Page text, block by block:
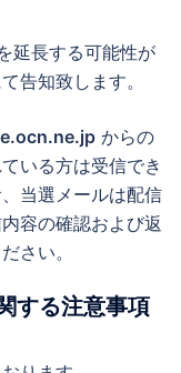
延長する可能性が
告知致します。
からの
いる方は受信でき
当選メールは配信
容の確認および返
さい。
する注意事項